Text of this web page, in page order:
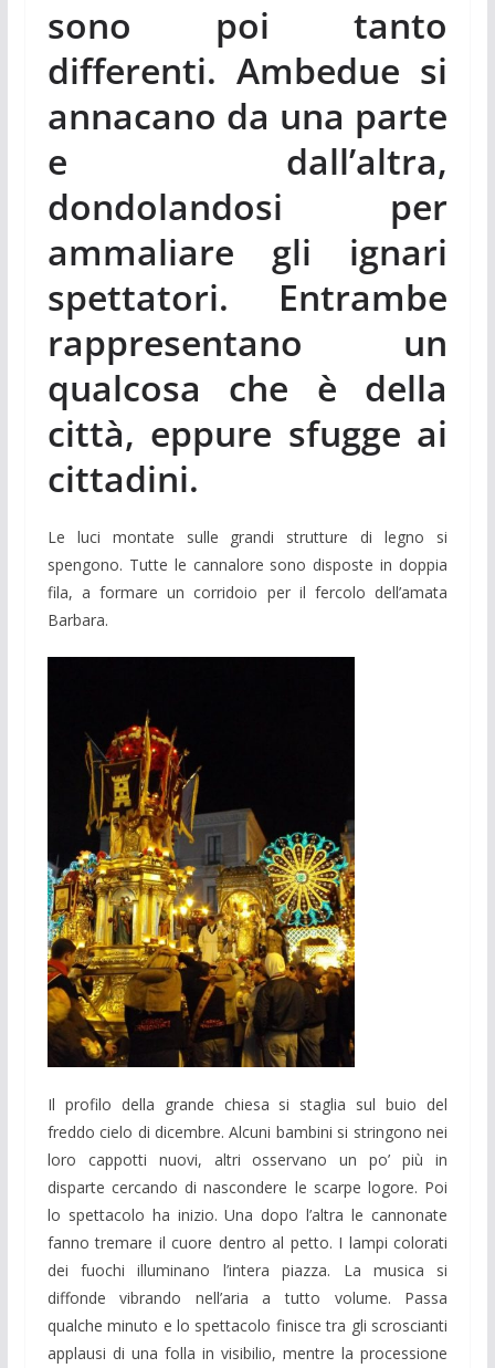
sono poi tanto
differenti. Ambedue si
annacano da una parte
e dall’altra,
dondolandosi per
ammaliare gli ignari
spettatori. Entrambe
rappresentano un
qualcosa che è della
città, eppure sfugge ai
cittadini.
Le luci montate sulle grandi strutture di legno si
spengono. Tutte le cannalore sono disposte in doppia
fila, a formare un corridoio per il fercolo dell’amata
Barbara.
Il profilo della grande chiesa si staglia sul buio del
freddo cielo di dicembre. Alcuni bambini si stringono nei
loro cappotti nuovi, altri osservano un po’ più in
disparte cercando di nascondere le scarpe logore. Poi
lo spettacolo ha inizio. Una dopo l’altra le cannonate
fanno tremare il cuore dentro al petto. I lampi colorati
dei fuochi illuminano l’intera piazza. La musica si
diffonde vibrando nell’aria a tutto volume. Passa
qualche minuto e lo spettacolo finisce tra gli scroscianti
applausi di una folla in visibilio, mentre la processione